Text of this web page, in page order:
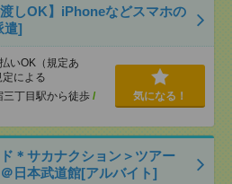
渡しOK】iPhoneなどスマホの
遣]
OK（規定あ
による
三丁目駅から徒歩 /
気になる！
＊サカナクション＞ツアー
日本武道館[アルバイト]